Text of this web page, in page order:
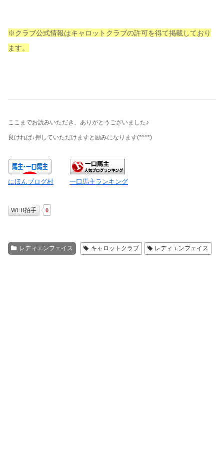
※クラブ公式情報はキャロットクラブの許可を得て掲載しており
ます。
ここまでお読みいただき、ありがとうございました♪
良ければ↓押していただけますと励みになります(*^^*)
にほんブログ村 一口馬主ランキング
WEB拍手 0
レディエンフェイス キャロットクラブ レディエンフェイス